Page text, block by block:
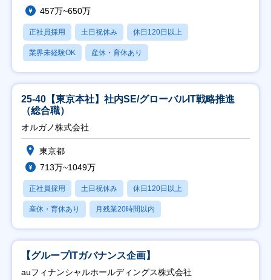
457万~650万
正社員採用 土日祝休み 休日120日以上
業界未経験OK 産休・育休あり
25-40【東京本社】社内SE/グローバルIT戦略推進
（総合職）
オルガノ株式会社
東京都
713万~1049万
正社員採用 土日祝休み 休日120日以上
産休・育休あり 月残業20時間以内
【グループITガバナンス企画】
auフィナンシャルホールディングス株式会社